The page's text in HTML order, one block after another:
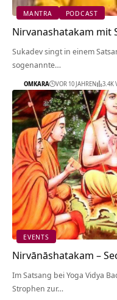
MANTRA PODCAST
Nirvanashatakam mit
Sukadev singt in einem
sogenannte…
OMKARA VOR 10 JAHREN 3.4K
EVENTS
Nirvānāshatakam –
Im Satsang bei Yoga Vidya
Strophen zur…